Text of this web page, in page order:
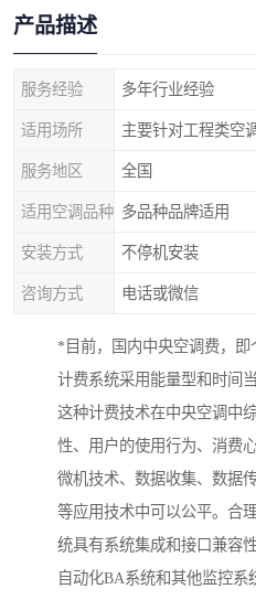
产品描述
服务经验 多年行业经验
适用场所 主要针对工程类空
服务地区 全国
适用空调品种 多品种品牌适用
安装方式 不停机安装
咨询方式 电话或微信
*目前，国内中央空调费，
计费系统采用能量型和时间
这种计费技术在中央空调中
性、用户的使用行为、消费
微机技术、数据收集、数据
等应用技术中可以公平。合
统具有系统集成和接口兼容
自动化BA系统和其他监控